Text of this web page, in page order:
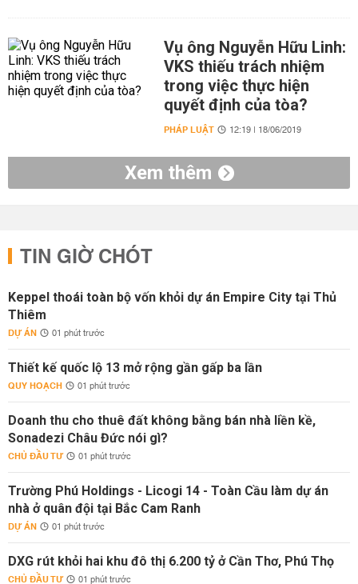
Vụ ông Nguyễn Hữu Linh:
VKS thiếu trách nhiệm
trong việc thực hiện
quyết định của tòa?
PHÁP LUẬT 12:19 | 18/06/2019
Xem thêm
TIN GIỜ CHÓT
Keppel thoái toàn bộ vốn khỏi dự án Empire City tại Thủ
Thiêm
DỰ ÁN 01 phút trước
Thiết kế quốc lộ 13 mở rộng gần gấp ba lần
QUY HOẠCH 01 phút trước
Doanh thu cho thuê đất không bằng bán nhà liền kề,
Sonadezi Châu Đức nói gì?
CHỦ ĐẦU TƯ 01 phút trước
Trường Phú Holdings - Licogi 14 - Toàn Cầu làm dự án
nhà ở quân đội tại Bắc Cam Ranh
DỰ ÁN 01 phút trước
DXG rút khỏi hai khu đô thị 6.200 tỷ ở Cần Thơ, Phú Thọ
CHỦ ĐẦU TƯ 01 phút trước